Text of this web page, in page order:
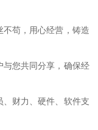
苟，用心经营，铸造
与您共同分享，确保经
财力、硬件、软件支